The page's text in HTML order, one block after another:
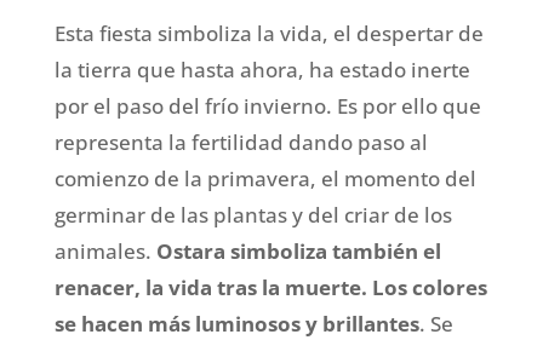
Esta fiesta simboliza la vida, el despertar de
la tierra que hasta ahora, ha estado inerte
por el paso del frío invierno. Es por ello que
representa la fertilidad dando paso al
comienzo de la primavera, el momento del
germinar de las plantas y del criar de los
animales. Ostara simboliza también el
renacer, la vida tras la muerte. Los colores
se hacen más luminosos y brillantes. Se